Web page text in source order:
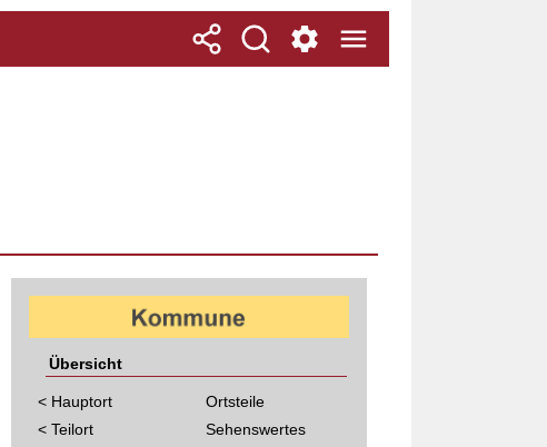
Übersicht
< Hauptort
< Teilort
Ortsteile
Sehenswertes